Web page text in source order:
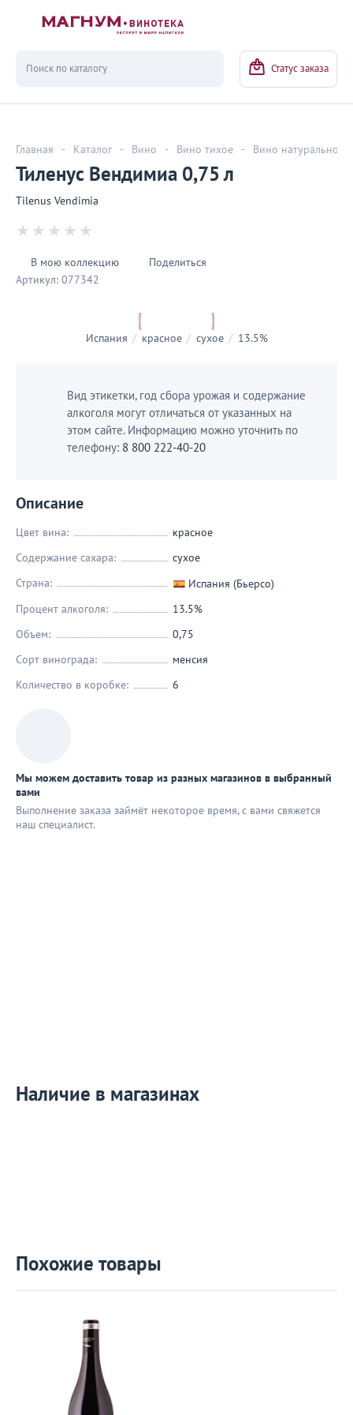
Статус заказа
Главная - Каталог - Вино - Вино тихое - Вино натуральное
Тиленус Вендимиа 0,75 л
Tilenus Vendimia
В мою коллекцию
Поделиться
Артикул: 077342
Испания / красное / сухое / 13.5%
Вид этикетки, год сбора урожая и содержание
алкоголя могут отличаться от указанных на
этом сайте. Информацию можно уточнить по
телефону: 8 800 222-40-20
Описание
Цвет вина:
красное
Содержание сахара:
сухое
Страна:
Испания (Бьерсо)
Процент алкоголя:
13.5%
Объем:
0,75
Сорт винограда:
менсия
Количество в коробке:
6
Мы можем доставить товар из разных магазинов в выбранный
вами
Выполнение заказа займёт некоторое время, с вами свяжется
наш специaлист.
Наличие в магазинах
Похожие товары